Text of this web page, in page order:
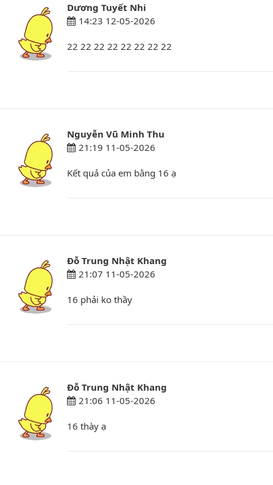
Dương Tuyết Nhi
14:23 12-05-2026
22 22 22 22 22 22 22 22
Nguyễn Vũ Minh Thu
21:19 11-05-2026
Kết quả của em bằng 16 ạ
Đỗ Trung Nhật Khang
21:07 11-05-2026
16 phải ko thầy
Đỗ Trung Nhật Khang
21:06 11-05-2026
16 thày ạ